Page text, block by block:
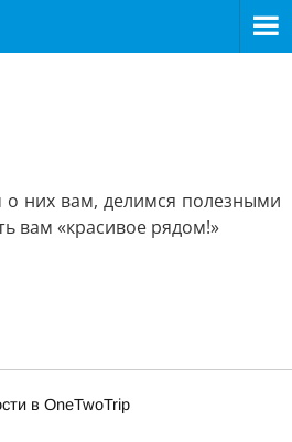
них вам, делимся полезными
вам «красивое рядом!»
в OneTwoTrip